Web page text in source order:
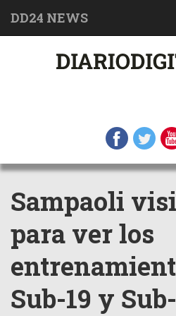
DD24 NEWS
Sampaoli
para ver los
Sub-19 y